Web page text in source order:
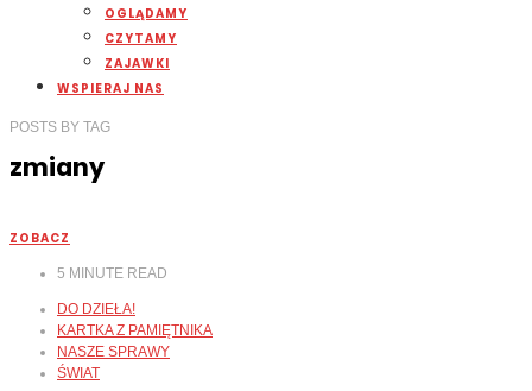
OGLĄDAMY
CZYTAMY
ZAJAWKI
WSPIERAJ NAS
POSTS BY TAG
zmiany
ZOBACZ
5 MINUTE READ
DO DZIEŁA!
KARTKA Z PAMIĘTNIKA
NASZE SPRAWY
ŚWIAT